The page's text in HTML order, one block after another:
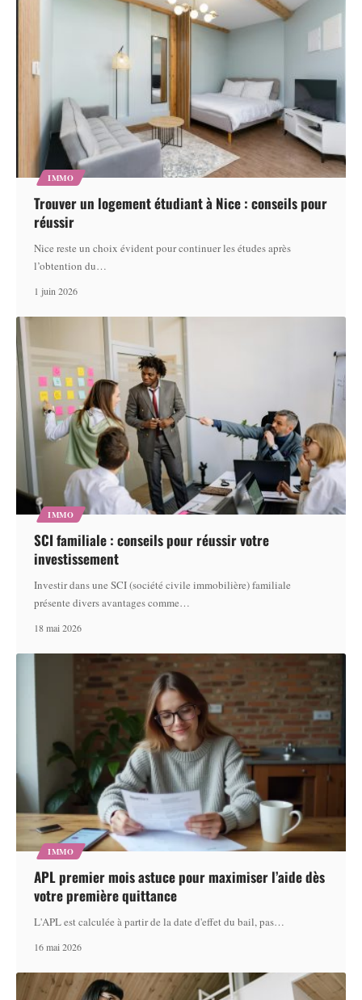
IMMO
Trouver un logement étudiant à Nice : conseils pour
réussir
Nice reste un choix évident pour continuer les études après
l’obtention du…
1 juin 2026
IMMO
SCI familiale : conseils pour réussir votre
investissement
Investir dans une SCI (société civile immobilière) familiale
présente divers avantages comme…
18 mai 2026
IMMO
APL premier mois astuce pour maximiser l’aide dès
votre première quittance
L'APL est calculée à partir de la date d'effet du bail, pas…
16 mai 2026